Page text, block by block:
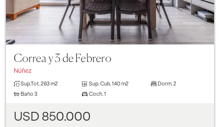
Correa y 3 de Febrero
Núñez
Sup.Tot. 263 m2 Sup. Cub. 140 m2 Dorm. 2
Baño 3 Coch. 1
USD 850.000